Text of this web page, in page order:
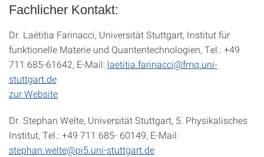
Fachlicher Kontakt:
Dr. Laëtitia Farinacci, Universität Stuttgart, Institut für
funktionelle Materie und Quantentechnologien, Tel.: +49
711 685-61642, E-Mail: laetitia.farinacci@fmq.uni-
stuttgart.de
zur Website
Dr. Stephan Welte, Universität Stuttgart, 5. Physikalisches
Institut, Tel.: +49 711 685- 60149, E-Mail:
stephan.welte@pi5.uni-stuttgart.de